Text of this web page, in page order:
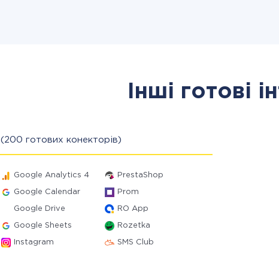
Інші готові
(200 готових конекторів)
Google Analytics 4 PrestaShop
Google Calendar Prom
Google Drive RO App
Google Sheets Rozetka
Instagram SMS Club